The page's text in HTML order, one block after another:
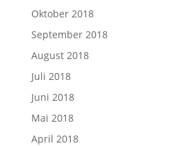
Oktober 2018
September 2018
August 2018
Juli 2018
Juni 2018
Mai 2018
April 2018